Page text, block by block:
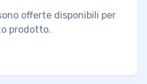
offerte disponibili per
prodotto.